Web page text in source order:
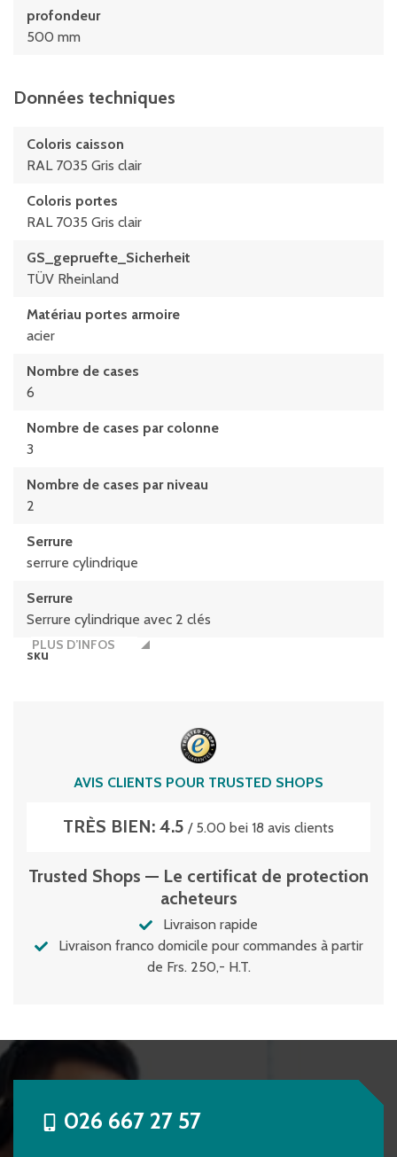
profondeur
500 mm
Données techniques
Coloris caisson
RAL 7035 Gris clair
Coloris portes
RAL 7035 Gris clair
GS_gepruefte_Sicherheit
TÜV Rheinland
Matériau portes armoire
acier
Nombre de cases
6
Nombre de cases par colonne
3
Nombre de cases par niveau
2
Serrure
serrure cylindrique
Serrure
Serrure cylindrique avec 2 clés
sku
PLUS D’INFOS
AVIS CLIENTS POUR TRUSTED SHOPS
TRÈS BIEN: 4.5 / 5.00 bei 18 avis clients
Trusted Shops — Le certificat de protection
acheteurs
Livraison rapide
Livraison franco domicile pour commandes à partir
de Frs. 250,- H.T.
026 667 27 57